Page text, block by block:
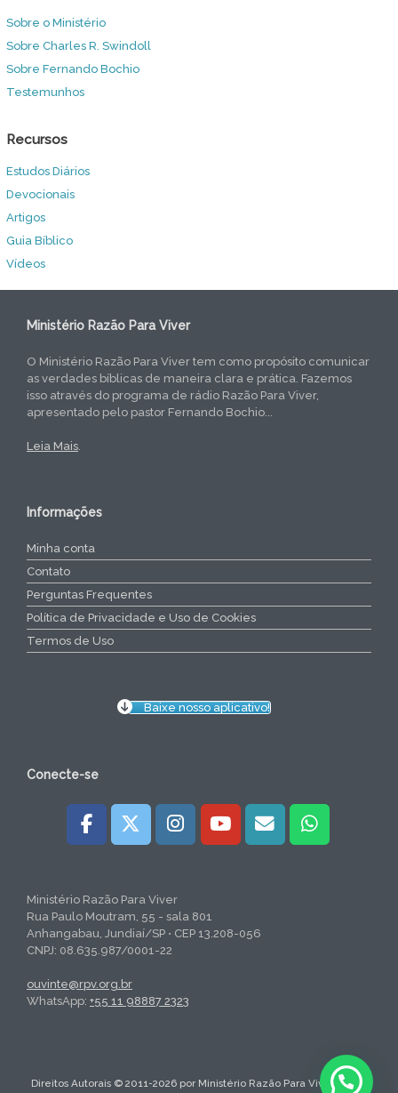
Sobre o Ministério
Sobre Charles R. Swindoll
Sobre Fernando Bochio
Testemunhos
Recursos
Estudos Diários
Devocionais
Artigos
Guia Bíblico
Vídeos
Ministério Razão Para Viver
O Ministério Razão Para Viver tem como propósito comunicar
as verdades bíblicas de maneira clara e prática. Fazemos
isso através do programa de rádio Razão Para Viver,
apresentado pelo pastor Fernando Bochio...
Leia Mais.
Informações
Minha conta
Contato
Perguntas Frequentes
Política de Privacidade e Uso de Cookies
Termos de Uso
Baixe nosso aplicativo!
Conecte-se
Ministério Razão Para Viver
Rua Paulo Moutram, 55 - sala 801
Anhangabau, Jundiaí/SP • CEP 13.208-056
CNPJ: 08.635.987/0001-22
ouvinte@rpv.org.br
WhatsApp: +55 11 98887 2323
Direitos Autorais © 2011-2026 por Ministério Razão Para Viver. Todos